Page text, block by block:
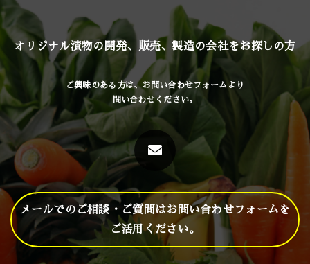
オリジナル漬物の開発、販売、製造の会社をお探しの方
ご興味のある方は、お問い合わせフォームより
問い合わせください。
メールでのご相談・ご質問はお問い合わせフォームを
ご活用ください。